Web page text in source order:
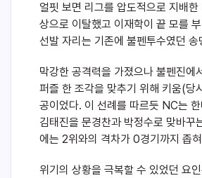
얼핏 보면 리그를 압도적으로 지배
상으로 이탈했고 이재학이 끝 모를
선발 자리는 기존에 불펜투수였던
막강한 공격력을 가졌으나 불펜진
퍼즐 한 조각을 맞추기 위해 키움(당
공이었다. 이 선례를 따르듯 NC는
김태진을 문경찬과 박정수로 맞바
에는 2위와의 격차가 0경기까지 좁
위기의 상황을 극복할 수 있었던 요